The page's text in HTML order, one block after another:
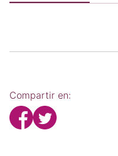
Compartir en: